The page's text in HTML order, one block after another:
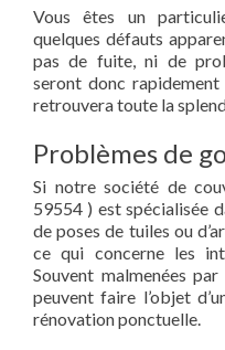
Vous êtes un
quelques défauts
pas de fuite, ni de
seront donc
retrouvera toute la
Problèmes de
Si notre société de
59554 ) est spécialisée
de poses de tuiles ou
ce qui concerne les
Souvent malmenées
peuvent faire l’objet
rénovation ponctuelle.